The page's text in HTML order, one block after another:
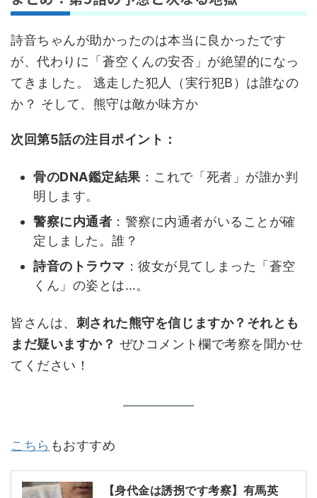
詩音ちゃんが助かったのは本当に良かったです
が、代わりに「蒼空くんの安否」が絶望的になっ
てきました。 逃走した犯人（実行犯B）は誰なの
か？ そして、熊守は敵か味方か
次回第5話の注目ポイント：
骨のDNA鑑定結果：これで「死者」が誰か判
明します。
警察に内通者 ：警察に内通者がいることが確
定しました。誰？
詩音のトラウマ ：彼女が見てしまった「蒼空
くん」の姿とは…。
皆さんは、 刺された熊守を信じますか？それとも
まだ疑いますか？ ぜひコメント欄で考察を聞かせ
てください！
こちら もおすすめ
【身代金は誘拐です考察】有馬英